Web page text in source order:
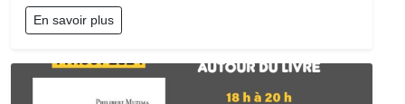
En savoir plus